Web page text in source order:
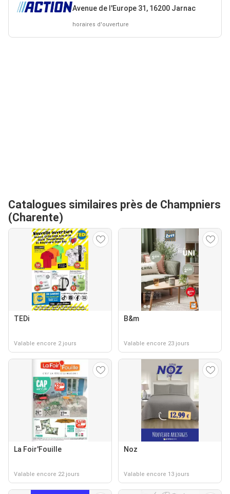
Avenue de l'Europe 31, 16200 Jarnac
horaires d'ouverture
Catalogues similaires près de Champniers
(Charente)
TEDi
Valable encore 2 jours
B&m
Valable encore 23 jours
La Foir'Fouille
Valable encore 22 jours
Noz
Valable encore 13 jours